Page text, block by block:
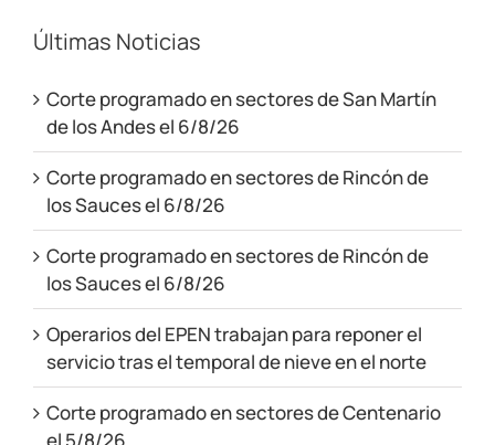
Últimas Noticias
Corte programado en sectores de San Martín
de los Andes el 6/8/26
Corte programado en sectores de Rincón de
los Sauces el 6/8/26
Corte programado en sectores de Rincón de
los Sauces el 6/8/26
Operarios del EPEN trabajan para reponer el
servicio tras el temporal de nieve en el norte
Corte programado en sectores de Centenario
el 5/8/26